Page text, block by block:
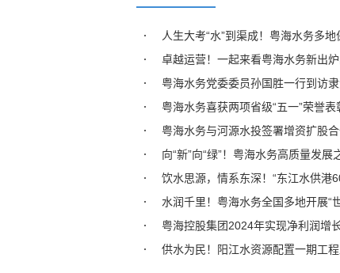
人生大考“水”到渠成！粤海水务多
卓越运营！一起来看粤海水务新出炉
粤海水务党委委员孙国胜一行到访
粤海水务喜获两项省级“五一”荣誉表
粤海水务与河源水投签署增资扩股合
向“新”向“绿”！粤海水务高质量发
饮水思源，情系东深！“东江水供港
水润千里！粤海水务全国多地开展“
粤海控股集团2024年实现净利润增
供水为民！阳江水资源配置一期工